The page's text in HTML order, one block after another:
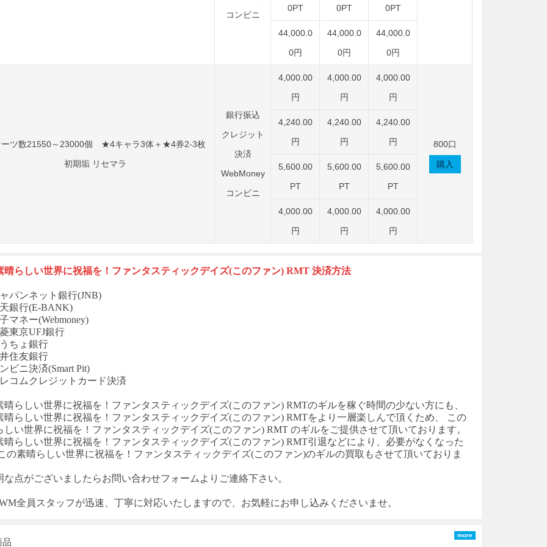
コンビニ
0PT
0PT
0PT
44,000.0
0円
44,000.0
0円
44,000.0
0円
ーツ数21550～23000個 ★4キャラ3体＋★4券2-3枚
初期垢 リセマラ
銀行振込
クレジット
決済
WebMoney
コンビニ
4,000.00
円
4,000.00
円
4,000.00
円
800口
購入
4,240.00
円
4,240.00
円
4,240.00
円
5,600.00
PT
5,600.00
PT
5,600.00
PT
4,000.00
円
4,000.00
円
4,000.00
円
晴らしい世界に祝福を！ファンタスティックデイズ(このファン) RMT 決済方法
パンネット銀行(JNB)
銀行(E-BANK)
マネー(Webmoney)
東京UFJ銀行
ちょ銀行
住友銀行
ビニ決済(Smart Pit)
コムクレジットカード決済
晴らしい世界に祝福を！ファンタスティックデイズ(このファン) RMTのギルを稼ぐ時間の少ない方にも、
晴らしい世界に祝福を！ファンタスティックデイズ(このファン) RMTをより一層楽しんで頂くため、
この
しい世界に祝福を！ファンタスティックデイズ(このファン) RMT のギルをご提供させて頂いております。
晴らしい世界に祝福を！ファンタスティックデイズ(このファン) RMT引退などにより、必要がなくなった
の素晴らしい世界に祝福を！ファンタスティックデイズ(このファン)のギルの買取もさせて頂いておりま
な点がございましたらお問い合わせフォームよりご連絡下さい。
全員スタッフが迅速、丁寧に対応いたしますので、お気軽にお申し込みくださいませ。
more